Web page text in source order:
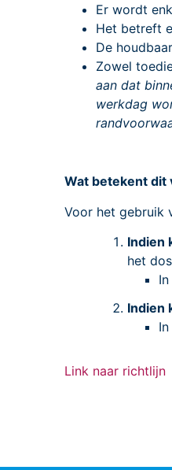
Er wordt
Het betreft
De
Zowel
aan dat
werkdag
Wat betekent dit
Voor het gebruik
Indien
het
Indien
Link naar richtlijn